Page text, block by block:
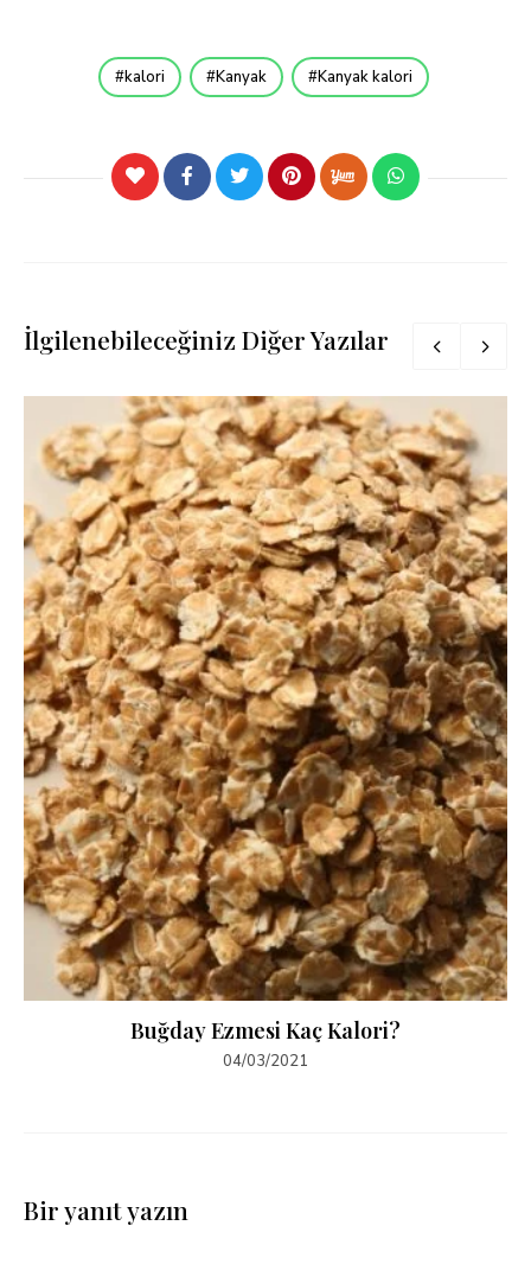
kalori Kanyak Kanyak kalori
İlgilenebileceğiniz Diğer Yazılar
Buğday Ezmesi Kaç Kalori?
04/03/2021
Bir yanıt yazın